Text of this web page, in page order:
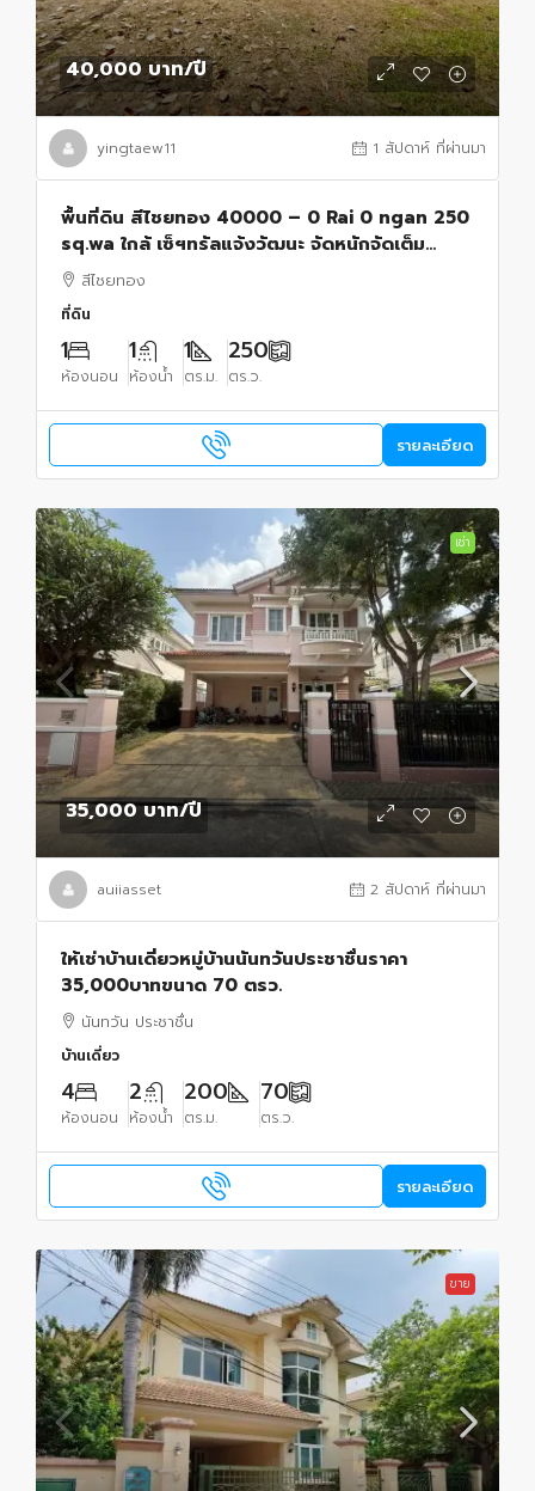
40,000 บาท/ปี
yingtaew11 1 สัปดาห์ ที่ผ่านมา
พื้นที่ดิน สีไชยทอง 40000 – 0 Rai 0 ngan 250
sq.wa ใกล้ เซ็ฯทรัลแจ้งวัฒนะ จัดหนักจัดเต็ม
นนทบุรีสีไชยทอง
ที่ดิน
1
ห้องนอน
1
ห้องน้ำ
1
ตร.ม.
250
ตร.ว.
รายละเอียด
เช่า
35,000 บาท/ปี
auiiasset 2 สัปดาห์ ที่ผ่านมา
ให้เช่าบ้านเดี่ยวหมู่บ้านนันทวันประชาชื่นราคา
35,000บาทขนาด 70 ตรว.
นันทวัน ประชาชื่น
บ้านเดี่ยว
4
ห้องนอน
2
ห้องน้ำ
200
ตร.ม.
70
ตร.ว.
รายละเอียด
ขาย